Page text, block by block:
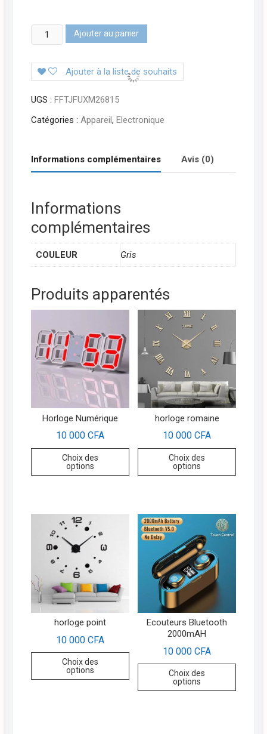
quantité
de
SPEAKER
THINKPLUS
Ajouter au panier
Ajouter à la liste de souhaits
UGS : FFTJFUXM26815
Catégories : Appareil, Electronique
Informations complémentaires Avis (0)
Informations
complémentaires
COULEUR Gris
Produits apparentés
Horloge Numérique
10 000 CFA
Choix des
options
horloge romaine
10 000 CFA
Choix des
options
horloge point
10 000 CFA
Choix des
options
Ecouteurs Bluetooth
2000mAH
10 000 CFA
Choix des
options